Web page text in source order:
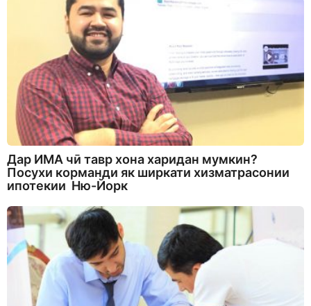
Дар ИМА чӣ тавр хона харидан мумкин?
Посухи корманди як ширкати хизматрасонии
ипотекии Ню-Йорк